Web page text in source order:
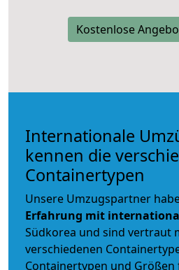
Kostenlose
Internationale
kennen die
Containertypen
Unsere Umzugspartner
Erfahrung mit
Südkorea und sind vertraut
verschiedenen
Containertypen und